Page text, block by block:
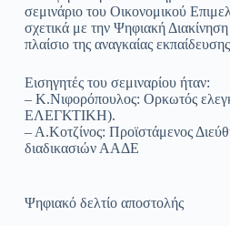
σεμινάριο του Οικονομικού
σχετικά με την Ψηφιακή
πλαίσιο της αναγκαίας
Εισηγητές του σεμιναρίου ήταν:
– Κ.Νιφορόπουλος: Ορκωτός
ΕΛΕΓΚΤΙΚΗ).
– Α.Κοτζίνος: Προϊστάμενος
διαδικασιών ΑΑΔΕ
Ψηφιακό δελτίο αποστολής